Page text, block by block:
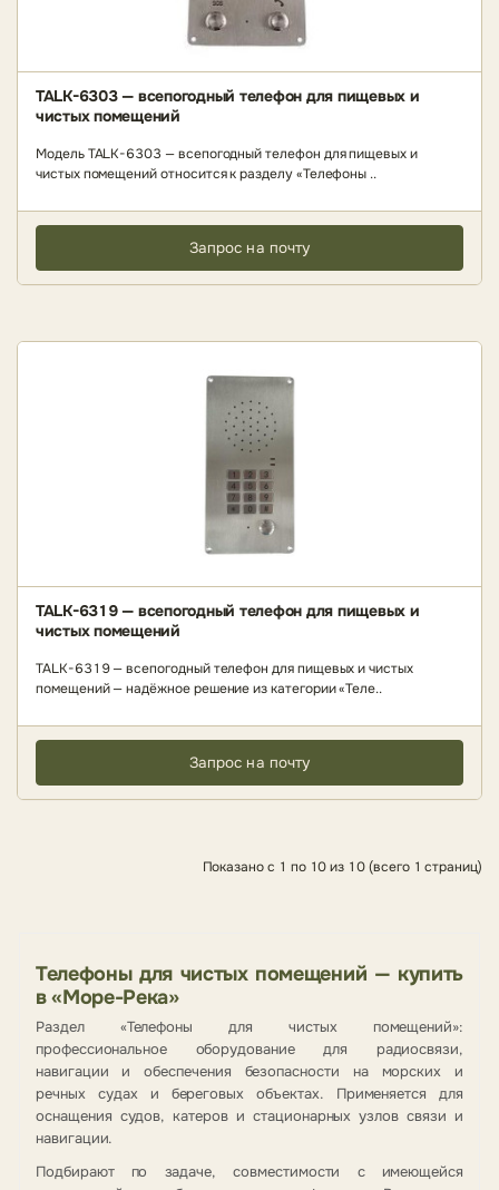
TALK-6303 — всепогодный телефон для пищевых и
чистых помещений
Модель TALK-6303 — всепогодный телефон для пищевых и
чистых помещений относится к разделу «Телефоны ..
Запрос на почту
TALK-6319 — всепогодный телефон для пищевых и
чистых помещений
TALK-6319 — всепогодный телефон для пищевых и чистых
помещений — надёжное решение из категории «Теле..
Запрос на почту
Показано с 1 по 10 из 10 (всего 1 страниц)
Телефоны для чистых помещений — купить
в «Море-Река»
Раздел «Телефоны для чистых помещений»:
профессиональное оборудование для радиосвязи,
навигации и обеспечения безопасности на морских и
речных судах и береговых объектах. Применяется для
оснащения судов, катеров и стационарных узлов связи и
навигации.
Подбирают по задаче, совместимости с имеющейся